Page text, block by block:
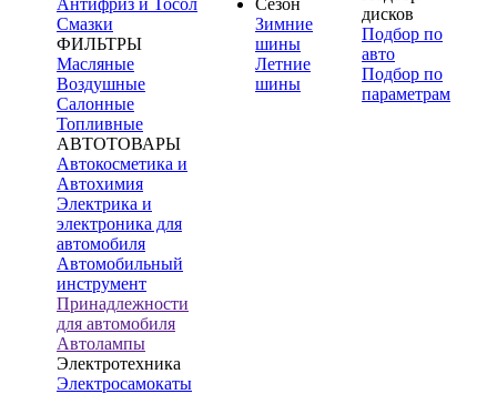
Смазки
ФИЛЬТРЫ
Масляные
Воздушные
Салонные
Топливные
АВТОТОВАРЫ
Автокосметика и
Автохимия
Электрика и
электроника для
автомобиля
Автомобильный
инструмент
Принадлежности
для автомобиля
Автолампы
Электротехника
Электросамокаты
Зимние
шины
Летние
шины
дисков
Подбор по
авто
Подбор по
параметрам